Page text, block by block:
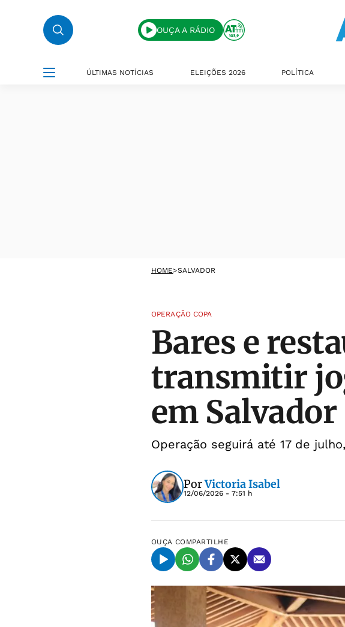
OUÇA A RÁDIO
ÚLTIMAS NOTÍCIAS ELEIÇÕES 2026 POLÍTICA
HOME>SALVADOR
OPERAÇÃO COPA
Bares e
transmitir
em Salvador
Operação seguirá até 17 de
PorVictoria Isabel
12/06/2026 - 7:51 h
OUÇA COMPARTILHE